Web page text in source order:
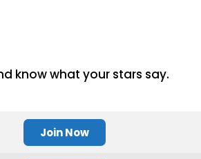
Join Now